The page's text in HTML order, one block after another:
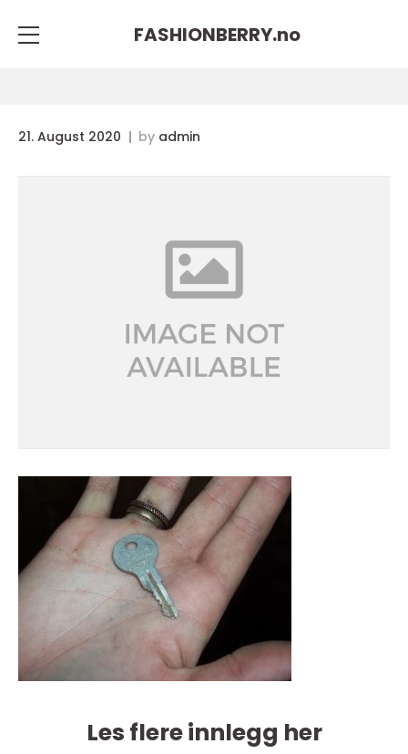
FASHIONBERRY.no
21. August 2020 by admin
Les flere innlegg her